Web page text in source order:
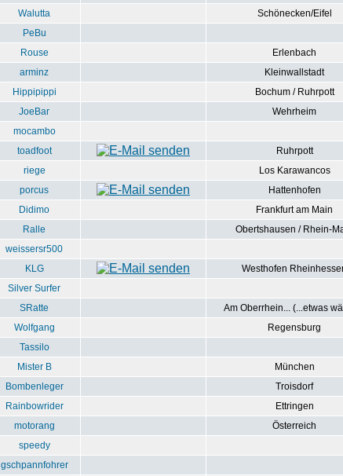
Walutta Schönecken/Eifel
PeBu
Rouse Erlenbach
arminz Kleinwallstadt
Hippipippi Bochum / Ruhrpott
JoeBar Wehrheim
mocambo
toadfoot Ruhrpott
riege Los Karawancos
porcus Hattenhofen
Didimo Frankfurt am Main
Ralle Obertshausen / Rhein-
weissersr500
KLG Westhofen
Silver Surfer
SRatte Am Oberrhein... (...etwas
Wolfgang Regensburg
Tassilo
Mister B München
Bombenleger Troisdorf
Rainbowrider Ettringen
motorang Österreich
speedy
gschpannfohrer